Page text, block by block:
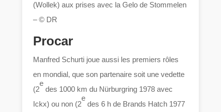
(Wollek) aux prises avec la Gelo de Stommelen
– © DR
Procar
Manfred Schurti joue aussi les premiers rôles
en mondial, que son partenaire soit une vedette
(2
e
des 1000 km du Nürburgring 1978 avec
Ickx) ou non (2
e
des 6 h de Brands Hatch 1977